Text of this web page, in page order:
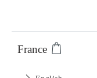
France